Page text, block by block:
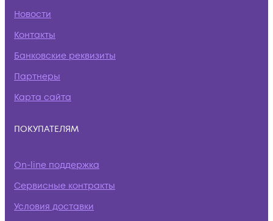
Новости
Контакты
Банковские реквизиты
Партнеры
Карта сайта
ПОКУПАТЕЛЯМ
On-line поддержка
Сервисные контракты
Условия доставки